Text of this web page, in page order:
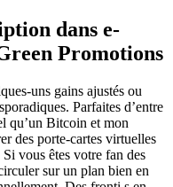
dans e-
Promotions
uns gains ajustés ou
Parfaites d’entre
qu’un Bitcoin et mon
des porte-cartes virtuelles
vous êtes votre fan des
sur un plan bien en